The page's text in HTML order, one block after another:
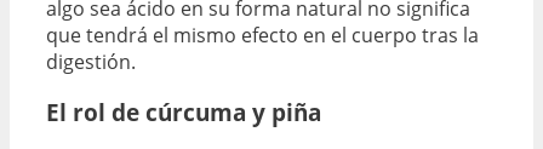
algo sea ácido en su forma natural no significa
que tendrá el mismo efecto en el cuerpo tras la
digestión.
El rol de cúrcuma y piña